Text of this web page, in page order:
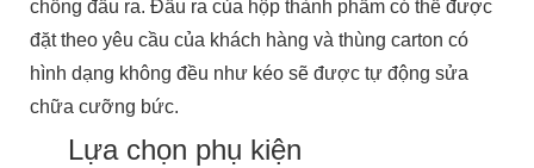
chồng đầu ra. Đầu ra của hộp thành phẩm có thể được
đặt theo yêu cầu của khách hàng và thùng carton có
hình dạng không đều như kéo sẽ được tự động sửa
chữa cưỡng bức.
Lựa chọn phụ kiện